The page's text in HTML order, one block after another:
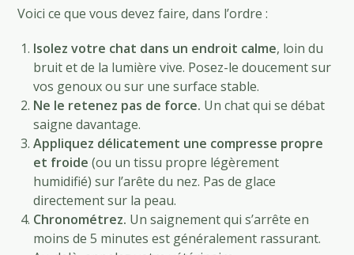
Voici ce que vous devez faire, dans l’ordre :
Isolez votre chat dans un endroit calme, loin du
bruit et de la lumière vive. Posez-le doucement sur
vos genoux ou sur une surface stable.
Ne le retenez pas de force. Un chat qui se débat
saigne davantage.
Appliquez délicatement une compresse propre
et froide (ou un tissu propre légèrement
humidifié) sur l’arête du nez. Pas de glace
directement sur la peau.
Chronométrez. Un saignement qui s’arrête en
moins de 5 minutes est généralement rassurant.